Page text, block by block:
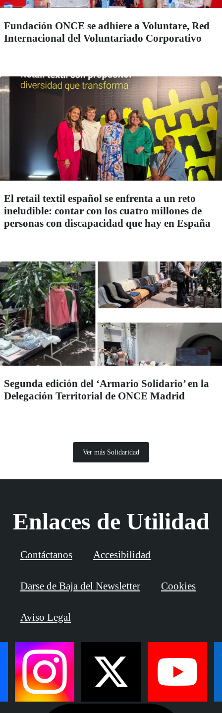
Fundación ONCE se adhiere a Voluntare, Red
Internacional del Voluntariado Corporativo
El retail textil español se enfrenta a un reto
ineludible: contar con los cuatro millones de
personas con discapacidad que hay en España
Segunda edición del ‘Armario Solidario’ en la
Delegación Territorial de ONCE Madrid
Ver más Solidaridad
Enlaces de Utilidad
Contáctanos Accesibilidad
Darse de Baja del Newsletter Cookies
Aviso Legal